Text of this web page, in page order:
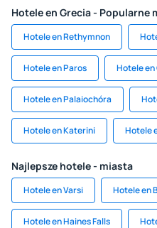
Hotele en Grecia - Popularne
Hotele en Rethymnon
Hotele en Paros Hotele en
Hotele en Palaiochóra
Hotele en Katerini Hotele
Najlepsze hotele - miasta
Hotele en Varsi Hotele en
Hotele en Haines Falls